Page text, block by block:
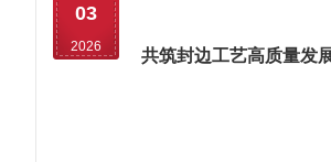
03
2026
共筑封边工艺高质量发